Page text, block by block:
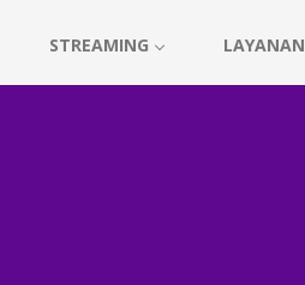
STREAMING LAYANAN